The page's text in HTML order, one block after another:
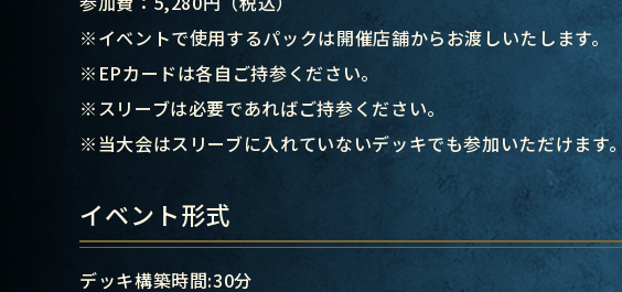
※イベントで使用するパックは開催店舗からお渡しいたします。
※EPカードは各自ご持参ください。
※スリーブは必要であればご持参ください。
※当大会はスリーブに入れていないデッキでも参加いただけます。
イベント形式
デッキ構築時間:30分